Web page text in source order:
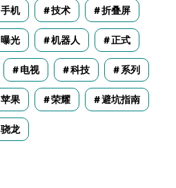
手机 技术 折叠屏
曝光 机器人 正式
电视 科技 系列
苹果 荣耀 避坑指南
骁龙